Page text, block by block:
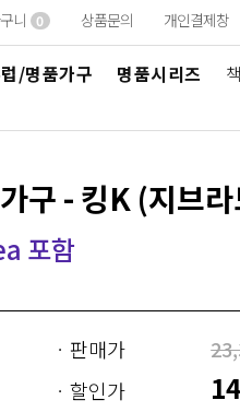
/명품가구 명품시리즈
니 0 상품문의 개인결제창
구 - 킹K (지브
포함
ㆍ판매가
ㆍ할인가